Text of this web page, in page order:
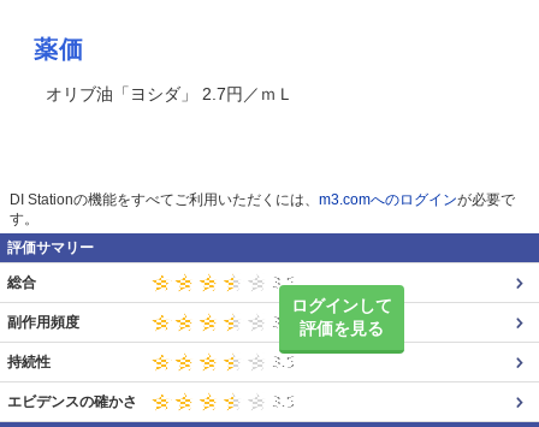
薬価
オリブ油「ヨシダ」 2.7円／ｍＬ
DI Stationの機能をすべてご利用いただくには、 m3.comへのログインが必要で
す。
評価サマリー
ログインして
評価を見る
総合
副作用頻度
持続性
エビデンスの確かさ